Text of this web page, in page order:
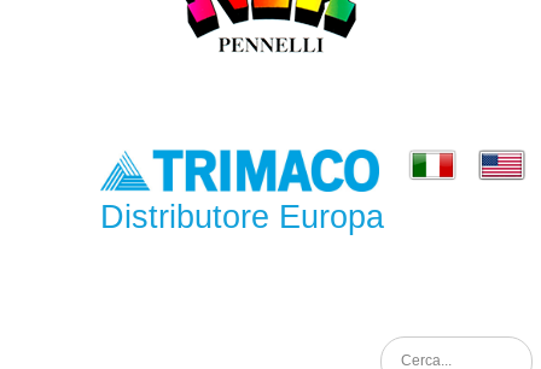
Distributore Europa